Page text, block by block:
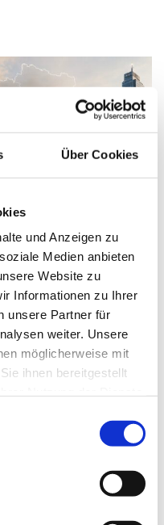
Über Cookies
und Anzeigen zu
Medien anbieten
Website zu
Informationen zu Ihrer
unsere Partner für
weiter. Unsere
möglicherweise mit
ihnen bereitgestellt
das die Wirtschaft